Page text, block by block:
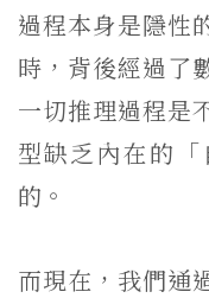
過程本身是隱性
時，背後經過了
一切推理過程是
型缺乏內在的
的。
而現在，我們通